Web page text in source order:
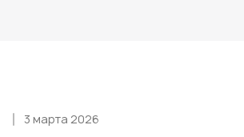
3 марта 2026